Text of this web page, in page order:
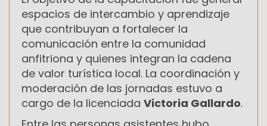
espacios de intercambio y aprendizaje
que contribuyan a fortalecer la
comunicación entre la comunidad
anfitriona y quienes integran la cadena
de valor turística local. La coordinación y
moderación de las jornadas estuvo a
cargo de la licenciada Victoria Gallardo.